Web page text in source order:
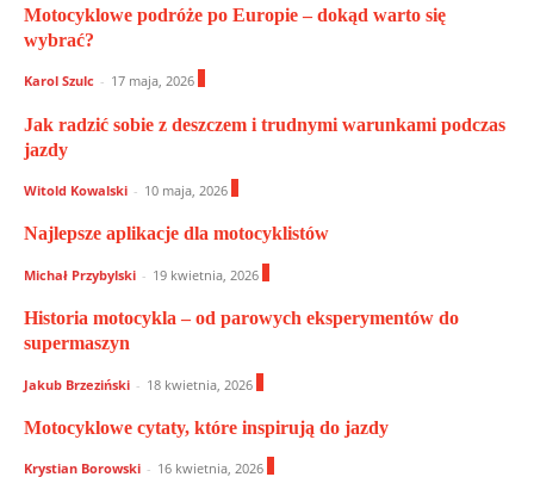
Motocyklowe podróże po Europie – dokąd warto się
wybrać?
Karol Szulc - 17 maja, 2026
Jak radzić sobie z deszczem i trudnymi warunkami podczas
jazdy
Witold Kowalski - 10 maja, 2026
Najlepsze aplikacje dla motocyklistów
Michał Przybylski - 19 kwietnia, 2026
Historia motocykla – od parowych eksperymentów do
supermaszyn
Jakub Brzeziński - 18 kwietnia, 2026
Motocyklowe cytaty, które inspirują do jazdy
Krystian Borowski - 16 kwietnia, 2026